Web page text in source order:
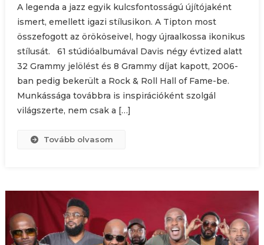
A legenda a jazz egyik kulcsfontosságú újítójaként
ismert, emellett igazi stílusikon. A Tipton most
összefogott az örököseivel, hogy újraalkossa ikonikus
stílusát. 61 stúdióalbumával Davis négy évtized alatt
32 Grammy jelölést és 8 Grammy díjat kapott, 2006-
ban pedig bekerült a Rock & Roll Hall of Fame-be.
Munkássága továbbra is inspirációként szolgál
világszerte, nem csak a […]
Tovább olvasom